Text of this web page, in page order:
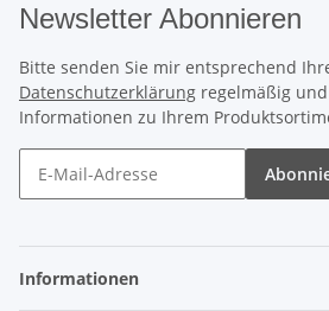
Newsletter Abonnieren
Bitte senden Sie mir entsprechend
Datenschutzerklärung regelmäßig
Informationen zu Ihrem
Informationen